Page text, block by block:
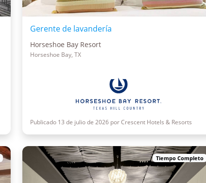
Gerente de lavandería
Horseshoe Bay Resort
Horseshoe Bay, TX
Publicado 13 de julio de 2026 por Crescent Hotels & Resorts
Tiempo Completo